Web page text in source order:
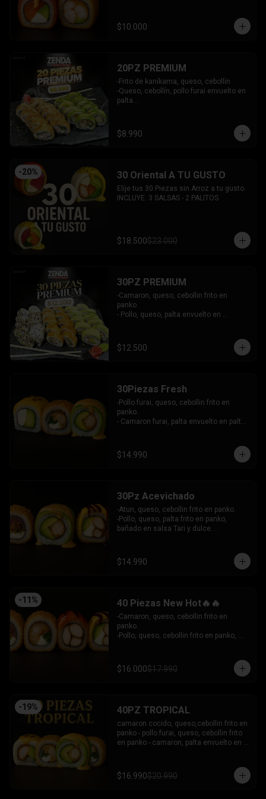
$10.000
20PZ PREMIUM
-Frito de kanikama, queso, cebollín
-Queso, cebollín, pollo furai envuelto en
palta.
$8.990
-20% 30 Oriental A TU GUSTO
Elije tus 30 Piezas sin Arroz a tu gusto.
INCLUYE: 3 SALSAS - 2 PALITOS
$18.500$23.000
30PZ PREMIUM
-Camaron, queso, cebollin frito en
panko.
- Pollo, queso, palta envuelto en
palta.
INCLUYE: 3 SALSAS - 2 PALITOS
$12.500
30Piezas Fresh
-Pollo furai, queso, cebollin frito en
panko.
- Camaron furai, palta envuelto en palta
queso y mango, bañado en salsa de
maracuya.
$14.990
30Pz Acevichado
-Atun, queso, cebollin frito en panko.
-Pollo, queso, palta frito en panko,
bañado en salsa Tari y dulce.
INCLUYE: 3 SALSAS - 2 PALITOS
$14.990
-11 % 40 Piezas New Hot🔥🔥
-Camaron, queso, cebollin frito en
panko.
-Pollo, queso, cebollin frito en panko,
bañado en salsa tari y dulce.
-Atun, queso, cebollin frito en panko.
$16.000$17.990
-19% 40PZ TROPICAL
camaron cocido, queso,cebollin frito en
panko - pollo furai, queso, cebollin frito
en panko - camaron, palta envuelto en
bañado en salsa de maracuya
INCLUYE: 3 SALSAS - 2 PALITOS
$16.990$20.990